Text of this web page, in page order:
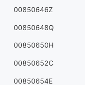
00850646Z
00850648Q
00850650H
00850652C
00850654E